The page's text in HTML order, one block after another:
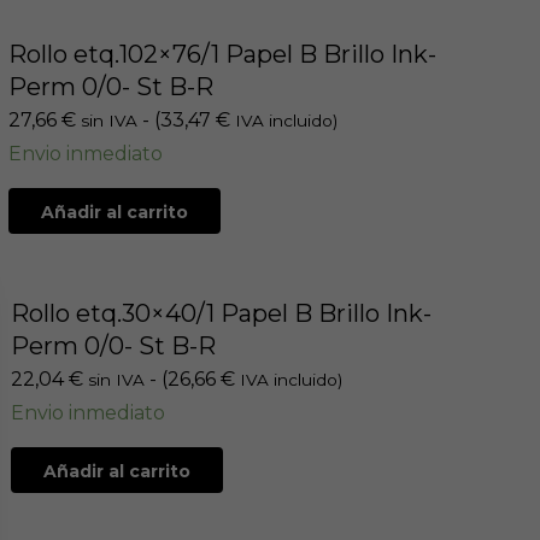
Rollo etq.102×76/1 Papel B Brillo Ink-
Perm 0/0- St B-R
27,66 € sin IVA- (33,47 € IVA incluido)
Envio inmediato
Añadir al carrito
Rollo etq.30×40/1 Papel B Brillo Ink-
Perm 0/0- St B-R
22,04€ sin IVA - (26,66€ IVA incluido)
Envio inmediato
Añadir al carrito